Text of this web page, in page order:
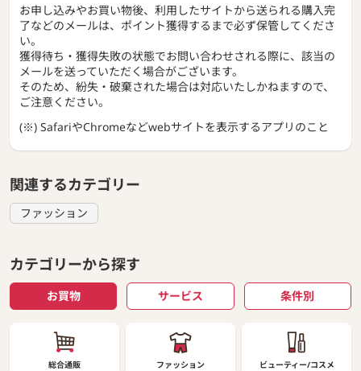
お申し込みやお買い物後、利用したサイトから送られる購入完
了などのメールは、ポイント獲得するまで必ず保管してくださ
い。
獲得待ち・獲得失敗の状態でお問い合わせされる際に、該当の
メールを送っていただく場合がございます。
そのため、紛失・破棄された場合は対応いたしかねますので、
ご注意ください。
(※) SafariやChromeなどwebサイトを表示するアプリのこと
関連するカテゴリー
ファッション
カテゴリーから探す
お買物 サービス 条件別
総合通販 ファッション ビューティー/コスメ